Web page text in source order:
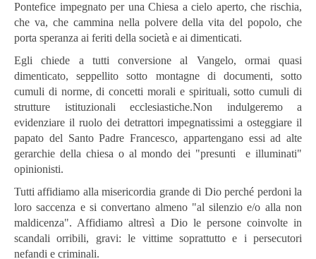
Pontefice impegnato per una Chiesa a cielo aperto, che rischia,
che va, che cammina nella polvere della vita del popolo, che
porta speranza ai feriti della società e ai dimenticati.
Egli chiede a tutti conversione al Vangelo, ormai quasi
dimenticato, seppellito sotto montagne di documenti, sotto
cumuli di norme, di concetti morali e spirituali, sotto cumuli di
strutture istituzionali ecclesiastiche.Non indulgeremo a
evidenziare il ruolo dei detrattori impegnatissimi a osteggiare il
papato del Santo Padre Francesco, appartengano essi ad alte
gerarchie della chiesa o al mondo dei "presunti e illuminati"
opinionisti.
Tutti affidiamo alla misericordia grande di Dio perché perdoni la
loro saccenza e si convertano almeno "al silenzio e/o alla non
maldicenza". Affidiamo altresì a Dio le persone coinvolte in
scandali orribili, gravi: le vittime soprattutto e i persecutori
nefandi e criminali.